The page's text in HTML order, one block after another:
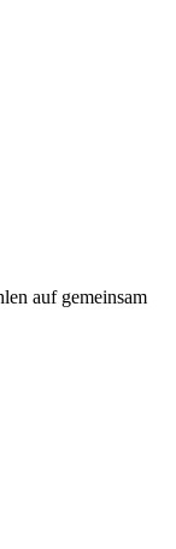
auf gemeinsam